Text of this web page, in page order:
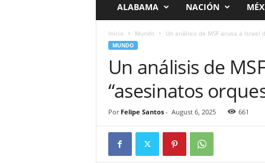
r
ALABAMA NACIÓN
Inicio Mundo Un análisis de MSF acusa a Israel
MUNDO
Un análisis de
“asesinatos
Por Felipe Santos- August 6, 2025 661